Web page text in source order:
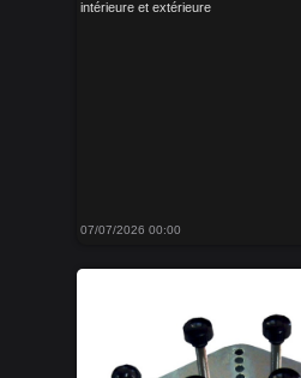
intérieure et extérieure
07/07/2026 00:00